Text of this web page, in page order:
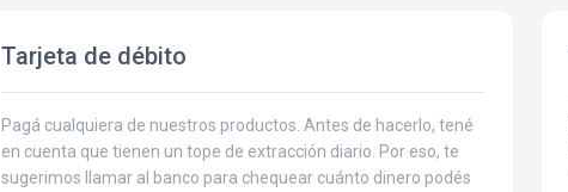
Tarjeta de débito
Pagá cualquiera de nuestros productos. Antes de hacerlo, tené
en cuenta que tienen un tope de extracción diario. Por eso, te
sugerimos llamar al banco para chequear cuánto dinero podés